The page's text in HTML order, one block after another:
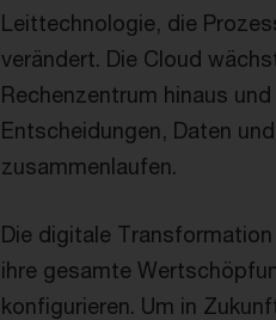
Leittechnologie, die
verändert. Die Cloud
Rechenzentrum hinaus
Entscheidungen, Daten
zusammenlaufen.
Die digitale
ihre gesamte
konfigurieren. Um in